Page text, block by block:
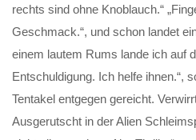
rechts sind ohne Knoblauch.“
Geschmack.“, und schon landet
einem lautem Rums lande ich auf
Entschuldigung. Ich helfe ihnen.“,
Tentakel entgegen gereicht.
Ausgerutscht in der Alien